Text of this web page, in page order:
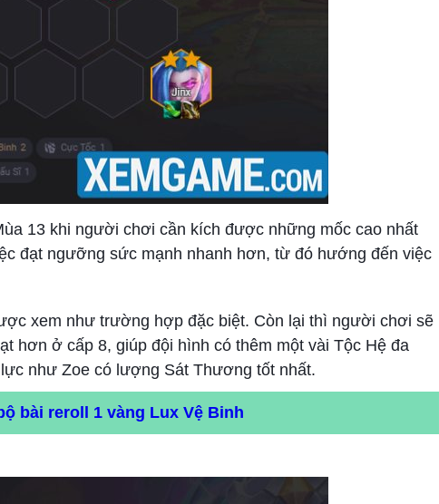
13 khi người chơi cần kích được những mốc cao nhất
đạt ngưỡng sức mạnh nhanh hơn, từ đó hướng đến việc
xem như trường hợp đặc biệt. Còn lại thì người chơi sẽ
hơn ở cấp 8, giúp đội hình có thêm một vài Tộc Hệ đa
như Zoe có lượng Sát Thương tốt nhất.
bài reroll 1 vàng Lux Vệ Binh